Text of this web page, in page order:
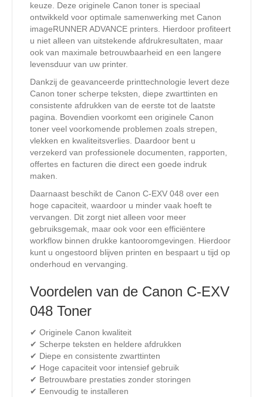
keuze. Deze originele Canon toner is speciaal
ontwikkeld voor optimale samenwerking met Canon
imageRUNNER ADVANCE printers. Hierdoor profiteert
u niet alleen van uitstekende afdrukresultaten, maar
ook van maximale betrouwbaarheid en een langere
levensduur van uw printer.
Dankzij de geavanceerde printtechnologie levert deze
Canon toner scherpe teksten, diepe zwarttinten en
consistente afdrukken van de eerste tot de laatste
pagina. Bovendien voorkomt een originele Canon
toner veel voorkomende problemen zoals strepen,
vlekken en kwaliteitsverlies. Daardoor bent u
verzekerd van professionele documenten, rapporten,
offertes en facturen die direct een goede indruk
maken.
Daarnaast beschikt de Canon C-EXV 048 over een
hoge capaciteit, waardoor u minder vaak hoeft te
vervangen. Dit zorgt niet alleen voor meer
gebruiksgemak, maar ook voor een efficiëntere
workflow binnen drukke kantooromgevingen. Hierdoor
kunt u ongestoord blijven printen en bespaart u tijd op
onderhoud en vervanging.
Voordelen van de Canon C-EXV
048 Toner
✔ Originele Canon kwaliteit
✔ Scherpe teksten en heldere afdrukken
✔ Diepe en consistente zwarttinten
✔ Hoge capaciteit voor intensief gebruik
✔ Betrouwbare prestaties zonder storingen
✔ Eenvoudig te installeren